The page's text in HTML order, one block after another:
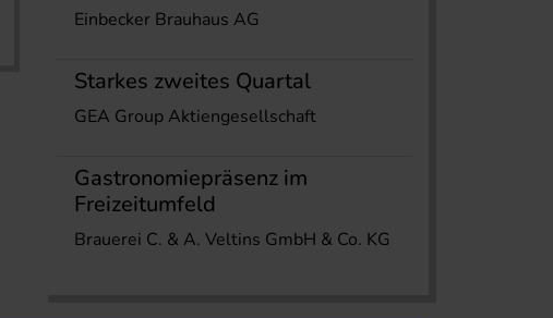
Einbecker Brauhaus AG
Starkes zweites Quartal
GEA Group Aktiengesellschaft
Gastronomiepräsenz im
Freizeitumfeld
Brauerei C. & A. Veltins GmbH & Co. KG